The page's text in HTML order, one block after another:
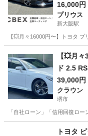
16,000円
プリウス
新大阪駅
【💥月々16000円〜】トヨタ
新大阪駅
【💥月
ド 2.5
39,000円
クラウン
堺市
「自社ローン」「信用回復ロ
クラウン
トヨタ